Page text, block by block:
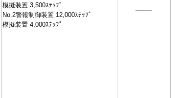
模擬装置 3,500ｽﾃｯﾌﾟ
No.2警報制御装置 12,000ｽﾃｯﾌﾟ
模擬装置 4,000ｽﾃｯﾌﾟ